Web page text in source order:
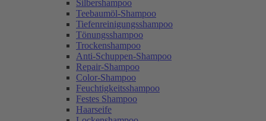
Silbershampoo
Teebaumöl-Shampoo
Tiefenreinigungsshampoo
Tönungsshampoo
Trockenshampoo
Anti-Schuppen-Shampoo
Repair-Shampoo
Color-Shampoo
Feuchtigkeitsshampoo
Festes Shampoo
Haarseife